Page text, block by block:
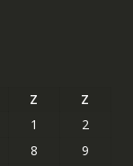
Z
Z
1
2
8
9